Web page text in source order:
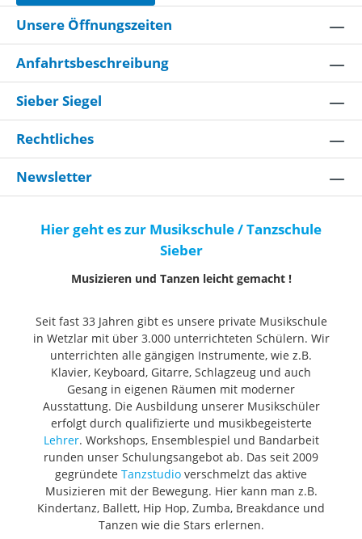
Unsere Öffnungszeiten
Anfahrtsbeschreibung
Sieber Siegel
Rechtliches
Newsletter
Hier geht es zur Musikschule / Tanzschule
Sieber
Musizieren und Tanzen leicht gemacht !
Seit fast 33 Jahren gibt es unsere private Musikschule
in Wetzlar mit über 3.000 unterrichteten Schülern. Wir
unterrichten alle gängigen Instrumente, wie z.B.
Klavier, Keyboard, Gitarre, Schlagzeug und auch
Gesang in eigenen Räumen mit moderner
Ausstattung. Die Ausbildung unserer Musikschüler
erfolgt durch qualifizierte und musikbegeisterte
Lehrer. Workshops, Ensemblespiel und Bandarbeit
runden unser Schulungsangebot ab. Das seit 2009
gegründete Tanzstudio verschmelzt das aktive
Musizieren mit der Bewegung. Hier kann man z.B.
Kindertanz, Ballett, Hip Hop, Zumba, Breakdance und
Tanzen wie die Stars erlernen.